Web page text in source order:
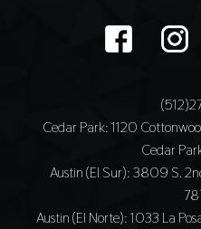
Cedar Park: 1120
Cedar
Austin (El Sur): 3809 S.
Austin (El Norte): 1033 La